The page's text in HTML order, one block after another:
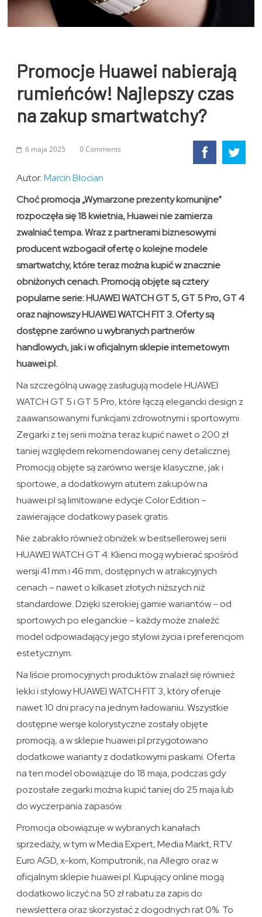
Promocje Huawei nabierają
rumieńców! Najlepszy czas
na zakup smartwatchy?
6 maja 2025 0 Comments
Autor:Marcin Błocian
Choć promocja „Wymarzone prezenty komunijne”
rozpoczęła się 18 kwietnia, Huawei nie zamierza
zwalniać tempa. Wraz z partnerami biznesowymi
producent wzbogacił ofertę o kolejne modele
smartwatchy, które teraz można kupić w znacznie
obniżonych cenach. Promocją objęte są cztery
popularne serie: HUAWEI WATCH GT 5, GT 5 Pro, GT 4
oraz najnowszy HUAWEI WATCH FIT 3. Oferty są
dostępne zarówno u wybranych partnerów
handlowych, jak i w oficjalnym sklepie internetowym
huawei.pl.
Na szczególną uwagę zasługują modele HUAWEI
WATCH GT 5 i GT 5 Pro, które łączą elegancki design z
zaawansowanymi funkcjami zdrowotnymi i sportowymi.
Zegarki z tej serii można teraz kupić nawet o 200 zł
taniej względem rekomendowanej ceny detalicznej.
Promocją objęte są zarówno wersje klasyczne, jak i
sportowe, a dodatkowym atutem zakupów na
huawei.pl są limitowane edycje Color Edition –
zawierające dodatkowy pasek gratis.
Nie zabrakło również obniżek w bestsellerowej serii
HUAWEI WATCH GT 4. Klienci mogą wybierać spośród
wersji 41 mm i 46 mm, dostępnych w atrakcyjnych
cenach – nawet o kilkaset złotych niższych niż
standardowe. Dzięki szerokiej gamie wariantów – od
sportowych po eleganckie – każdy może znaleźć
model odpowiadający jego stylowi życia i preferencjom
estetycznym.
Na liście promocyjnych produktów znalazł się również
lekki i stylowy HUAWEI WATCH FIT 3, który oferuje
nawet 10 dni pracy na jednym ładowaniu. Wszystkie
dostępne wersje kolorystyczne zostały objęte
promocją, a w sklepie huawei.pl przygotowano
dodatkowe warianty z dodatkowymi paskami. Oferta
na ten model obowiązuje do 18 maja, podczas gdy
pozostałe zegarki można kupić taniej do 25 maja lub
do wyczerpania zapasów.
Promocja obowiązuje w wybranych kanałach
sprzedaży, w tym w Media Expert, Media Markt, RTV
Euro AGD, x-kom, Komputronik, na Allegro oraz w
oficjalnym sklepie huawei.pl. Kupujący online mogą
dodatkowo liczyć na 50 zł rabatu za zapis do
newslettera oraz skorzystać z dogodnych rat 0%. To